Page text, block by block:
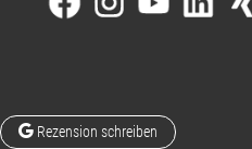
Rezension schreiben